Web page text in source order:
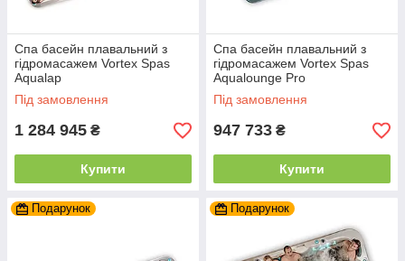
Спа басейн плавальний з
гідромасажем Vortex Spas
Aqualap
Під замовлення
1 284 945 ₴
Купити
Спа басейн плавальний з
гідромасажем Vortex Spas
Aqualounge Pro
Під замовлення
947 733 ₴
Купити
Подарунок Подарунок